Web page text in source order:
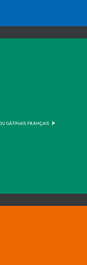
GÂTINAIS FRANÇAIS >